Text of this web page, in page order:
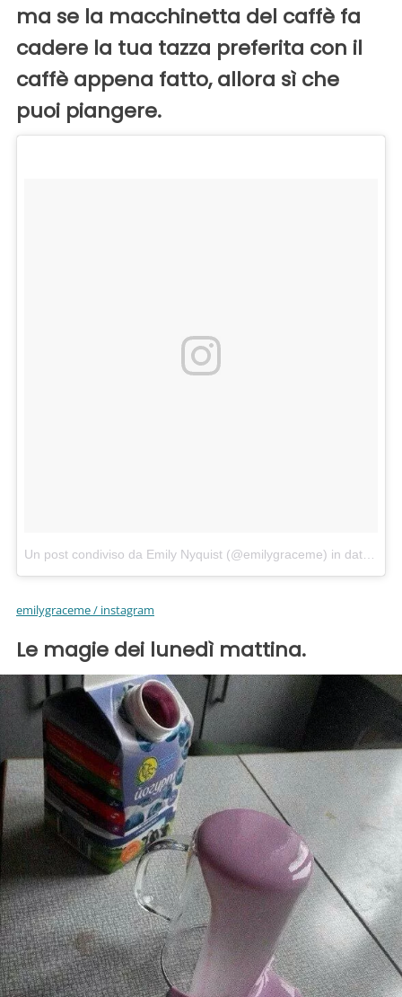
ma se la macchinetta del caffè fa
cadere la tua tazza preferita con il
caffè appena fatto, allora sì che
puoi piangere.
Un post condiviso da Emily Nyquist (@emilygraceme) in data:
emilygraceme / instagram
Le magie dei lunedì mattina.